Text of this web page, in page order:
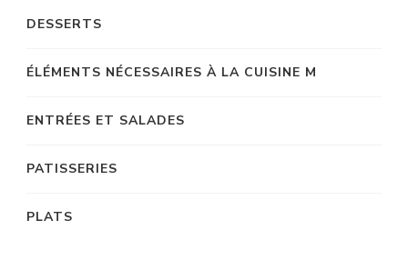
DESSERTS
ÉLÉMENTS NÉCESSAIRES À LA CUISINE M
ENTRÉES ET SALADES
PATISSERIES
PLATS